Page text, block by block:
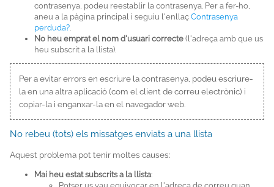
contrasenya, podeu reestablir la contrasenya. Per a fer-ho,
aneu a la pàgina principal i seguiu l'enllaç Contrasenya
perduda?
No heu emprat el nom d'usuari correcte (l'adreça amb que us
heu subscrit a la llista).
Per a evitar errors en escriure la contrasenya, podeu escriure-
la en una altra aplicació (com el client de correu electrònic) i
copiar-la i enganxar-la en el navegador web.
No rebeu (tots) els missatges enviats a una llista
Aquest problema pot tenir moltes causes:
Mai heu estat subscrits a la llista: